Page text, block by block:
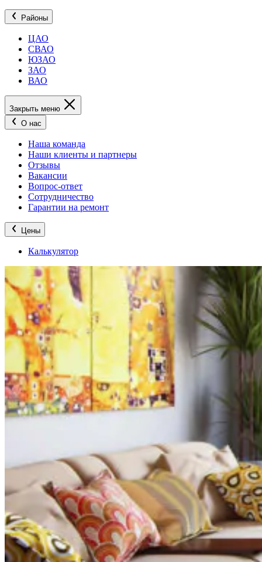
Районы
ЦАО
СВАО
ЮЗАО
ЗАО
ВАО
Закрыть меню
О нас
Наша команда
Наши клиенты и партнеры
Отзывы
Вакансии
Вопрос-ответ
Сотрудничество
Гарантии на ремонт
Цены
Калькулятор